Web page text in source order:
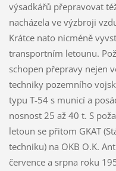
výsadkářů přepravovat
nacházela ve výzbroji
Krátce nato nicméně
transportním letounu.
schopen přepravy nejen
techniky pozemního
typu T-54 s municí a
nosnost 25 až 40 t. S
letoun se přitom GKAT
techniku) na OKB O.K.
července a srpna roku